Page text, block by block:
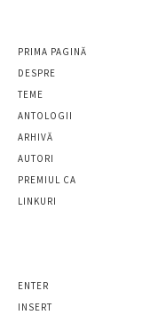
PRIMA PAGINĂ
DESPRE
TEME
ANTOLOGII
ARHIVĂ
AUTORI
PREMIUL CA
LINKURI
ENTER
INSERT